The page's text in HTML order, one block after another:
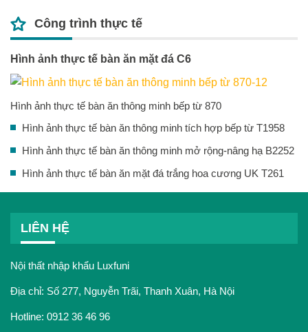
Công trình thực tế
Hình ảnh thực tế bàn ăn mặt đá C6
Hình ảnh thực tế bàn ăn thông minh bếp từ 870
Hình ảnh thực tế bàn ăn thông minh tích hợp bếp từ T1958
Hình ảnh thực tế bàn ăn thông minh mở rộng-nâng hạ B2252
Hình ảnh thực tế bàn ăn mặt đá trắng hoa cương UK T261
LIÊN HỆ
Nội thất nhập khẩu Luxfuni
Địa chỉ: Số 277, Nguyễn Trãi, Thanh Xuân, Hà Nội
Hotline: 0912 36 46 96